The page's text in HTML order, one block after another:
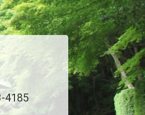
4185